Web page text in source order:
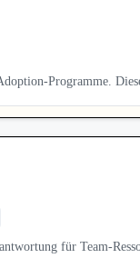
Programme.
für Team-